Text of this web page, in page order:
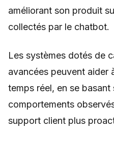
améliorant son produit
collectés par le chatbot.
Les systèmes dotés de
avancées peuvent aider
temps réel, en se
comportements
support client plus